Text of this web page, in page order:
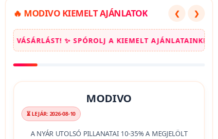
🔥 MODIVO KIEMELT AJÁNLATOK ❮ ❯
SPÓROLJ A KIEMELT AJÁNLATAINKKAL! ✨
MODIVO
⏳ LEJÁR: 2026-08-10
A NYÁR UTOLSÓ PILLANATAI 10-35% A MEGJELÖLT